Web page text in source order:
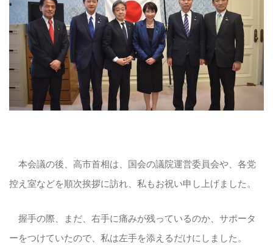
本会議の後、高市首相は、国会の議院運営委員会や、各党
控え室などを順次挨拶に訪れ、私もお祝い申し上げました。
握手の際、まだ、右手に痛みが残っているのか、サポータ
ーをつけていたので、私は左手を添えるだけにしました。